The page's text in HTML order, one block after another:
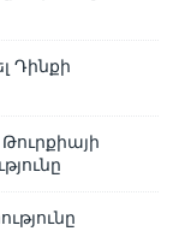
Դինքի